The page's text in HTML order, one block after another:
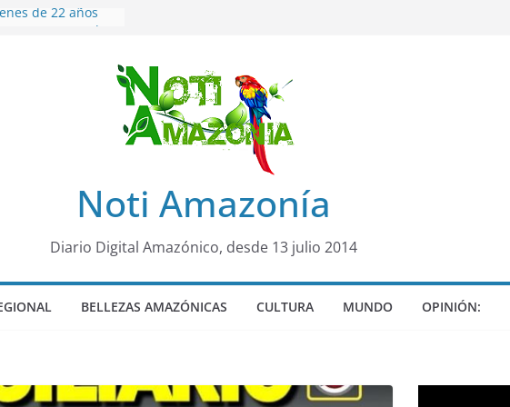
de 22 años
nueva reina por
de dormir mal en
Noti Amazonía
Diario Digital Amazónico, desde 13 julio 2014
BELLEZAS AMAZÓNICAS CULTURA MUNDO OPINIÓN: